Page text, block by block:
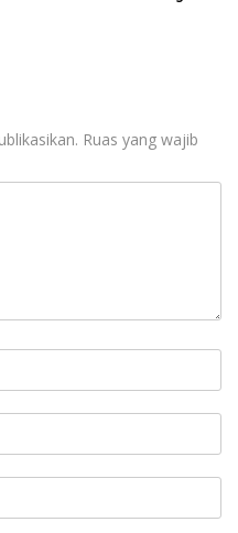
Ruas yang wajib